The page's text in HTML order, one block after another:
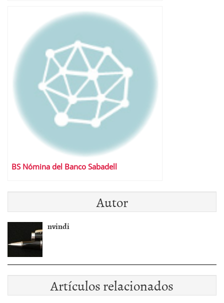
BS Nómina del Banco Sabadell
Autor
nvindi
Artículos relacionados